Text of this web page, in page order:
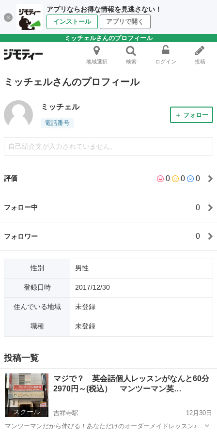
アプリならお得な情報を見逃さない！
インストール アプリで開く
ミッチェルさんのプロフィール
地域選択 検索 ログイン 投稿
ミッチェルさんのプロフィール
ミッチェル
電話番号
＋ フォロー
自己紹介文が入力されていません。
評価 0 0 0
フォロー中 0
フォロワー 0
性別 男性
登録日時 2017/12/30
住んでいる地域 未登録
職種 未登録
投稿一覧
スクール
マジで？ 英会話個人レッスンがなんと60分
2970円～(税込） マンツーマン英…
吉祥寺駅
12月30日
マンツーマンだから伸びる！あなただけのオーダーメイドレッスン♪